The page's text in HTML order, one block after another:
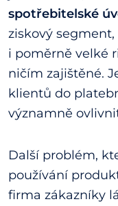
spotřebitelské
ziskový
i poměrně velké
ničím zajištěné.
klientů do
významně
Další problém,
používání
firma zákazníky